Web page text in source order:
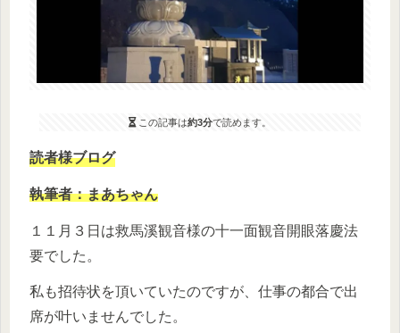
この記事は約3分で読めます。
読者様ブログ
執筆者：まあちゃん
１１月３日は救馬溪観音様の十一面観音開眼落慶法
要でした。
私も招待状を頂いていたのですが、仕事の都合で出
席が叶いませんでした。